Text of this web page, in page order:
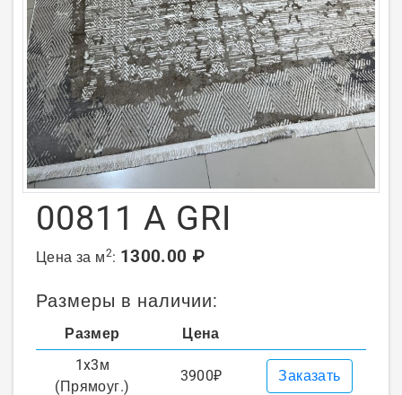
00811 A GRI
Цена за м2: 1300.00 ₽
Размеры в наличии:
Размер
Цена
1x3м
(Прямоуг.)
3900₽ Заказать